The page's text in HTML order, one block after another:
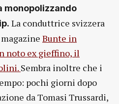
monopolizzando
La conduttrice svizzera
Bunte in
noto ex gieffino, il
Sembra inoltre che i
pochi giorni dopo
da Tomasi Trussardi,